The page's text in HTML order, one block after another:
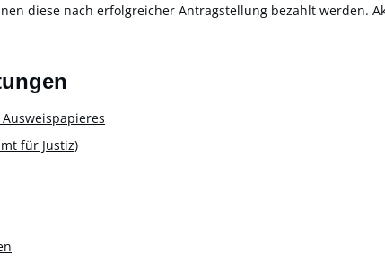
diese nach erfolgreicher Antragstellung bezahlt werden.
für Justiz)